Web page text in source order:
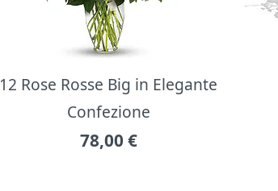
12 Rose Rosse Big in Elegante
Confezione
78,00 €